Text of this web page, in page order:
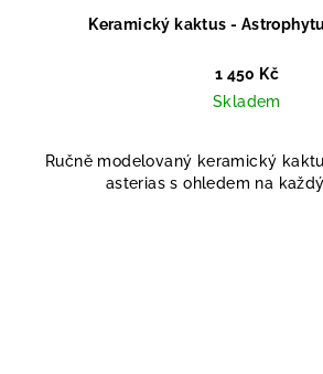
Keramický kaktus -
1 450 Kč
Skladem
Ručně modelovaný keramický
asterias s ohledem na